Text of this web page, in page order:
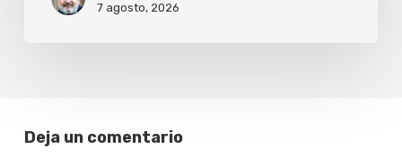
7 agosto, 2026
Deja un comentario